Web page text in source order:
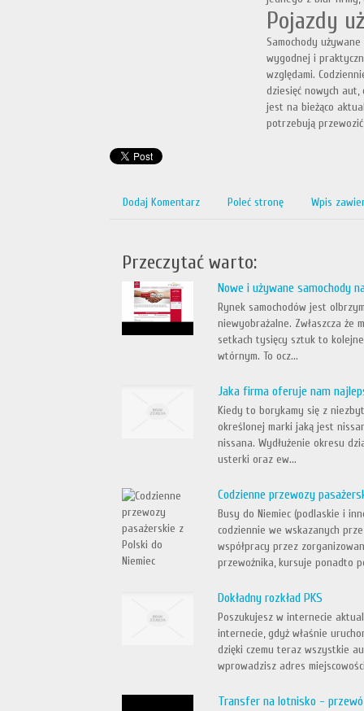
Pojazdy
Samochody
wygodnej i
względami.
dziesięć nowych
jest na bieżąco
potrzebują
Dodaj Komentarz Poleć stronę Wpis
Przeczytać warto:
Nowe i używane samochody
Rynek samochodów jest
niewyobrażalne. Zwłaszcza że
setkach tysięcy sztuk to
wtórnym. To ocz...
Jaka firma oferuje nam
Kiedy to borykamy się z
określonej marki jaką jest
nissana. Wydłużenie okresu
usterki oraz ew...
Codzienne przewozy
Busy do Niemiec (podlaskie i
codziennie we wskazanych
współpracy przez
przewoźnika, kursuje ponadto
Dokładny rozkład PKS
Poszukujesz w internecie
internecie, gdyż właśnie
dzięki czemu teraz wszystkie
wprowadzisz adres
Transfer na lotnisko -